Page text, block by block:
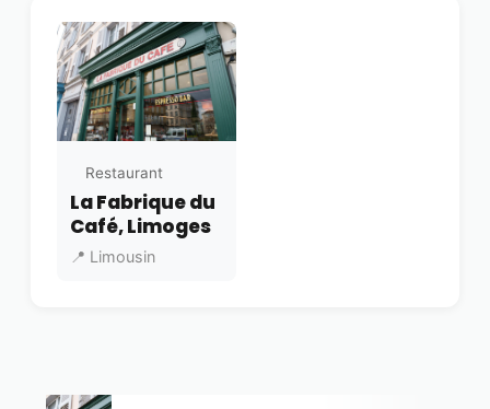
Restaurant
La Fabrique du
Café, Limoges
📍 Limousin